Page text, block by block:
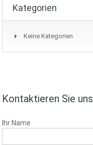
Kategorien
Keine Kategorien
Kontaktieren Sie uns
Ihr Name